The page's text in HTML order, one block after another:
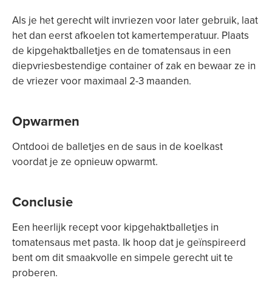
Als je het gerecht wilt invriezen voor later gebruik, laat
het dan eerst afkoelen tot kamertemperatuur. Plaats
de kipgehaktballetjes en de tomatensaus in een
diepvriesbestendige container of zak en bewaar ze in
de vriezer voor maximaal 2-3 maanden.
Opwarmen
Ontdooi de balletjes en de saus in de koelkast
voordat je ze opnieuw opwarmt.
Conclusie
Een heerlijk recept voor kipgehaktballetjes in
tomatensaus met pasta. Ik hoop dat je geïnspireerd
bent om dit smaakvolle en simpele gerecht uit te
proberen.